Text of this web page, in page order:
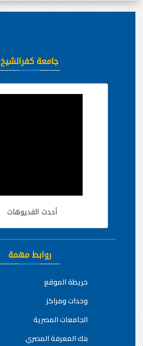
جامعة كفرالشيخ
أحدث الفديوهات
روابط مهمة
خريطة الموقع
وحدات ومراكز
الجامعات المصرية
بنك المعرفة المصري